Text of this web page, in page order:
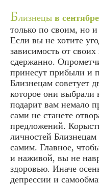
Близнецы в сентябре
только по своим, но
Если вы не хотите
зависимость от
сдержанно.
принесут прибыли и
Близнецам советует
которое они выбрали
подарит вам немало
сами не станете
предложений.
личностей Близнецам
самим. Главное,
и наживой, вы не
здоровью. Иначе
депрессии и